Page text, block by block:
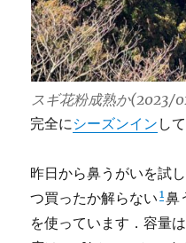
スギ花粉成熟か(2023/
完全に シーズンイン し
昨日から鼻うがいを試
つ買ったか解らない 1 鼻
を使っています．容量